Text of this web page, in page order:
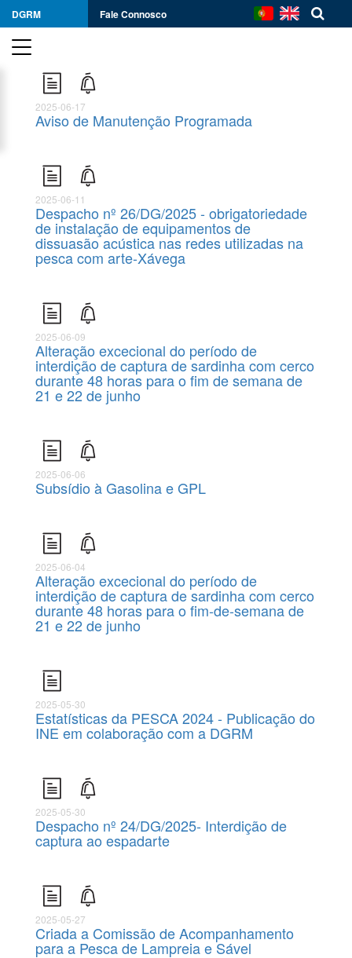
DGRM Fale Connosco
2025-06-17
Aviso de Manutenção Programada
2025-06-11
Despacho nº 26/DG/2025 - obrigatoriedade
de instalação de equipamentos de
dissuasão acústica nas redes utilizadas na
pesca com arte-Xávega
2025-06-09
Alteração excecional do período de
interdição de captura de sardinha com cerco
durante 48 horas para o fim de semana de
21 e 22 de junho
2025-06-06
Subsídio à Gasolina e GPL
2025-06-04
Alteração excecional do período de
interdição de captura de sardinha com cerco
durante 48 horas para o fim-de-semana de
21 e 22 de junho
2025-05-30
Estatísticas da PESCA 2024 - Publicação do
INE em colaboração com a DGRM
2025-05-30
Despacho nº 24/DG/2025- Interdição de
captura ao espadarte
2025-05-27
Criada a Comissão de Acompanhamento
para a Pesca de Lampreia e Sável